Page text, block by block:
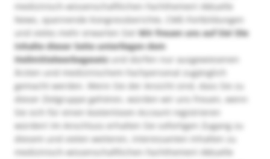
medizinisch-wissenschaftlichen Fachthemen! Aktuelle
News, spannende Kongressberichte, CME-Fortbildungen
und vieles mehr erwarten Sie!Wir freuen uns auf Sie! Die
Inhalte dieser Seite unterliegen dem
Heilmittelwerbegesetzund dürfen nur ausgewiesenen
Ärzten und medizinischem Fachpersonal zugänglich
gemacht werden. Wenn Sie der Ansicht sind, dass Sie zu
dieser Zielgruppe gehören, würden wir uns freuen, wenn
Sie sich für einen kostenlosen Account registrieren
würden! Im Anschluss erhalten Sie sofortigen Zugang zu
diesem und vielen weiteren, interessanten Inhalten zu
medizinisch-wissenschaftlichen Fachthemen! Aktuelle